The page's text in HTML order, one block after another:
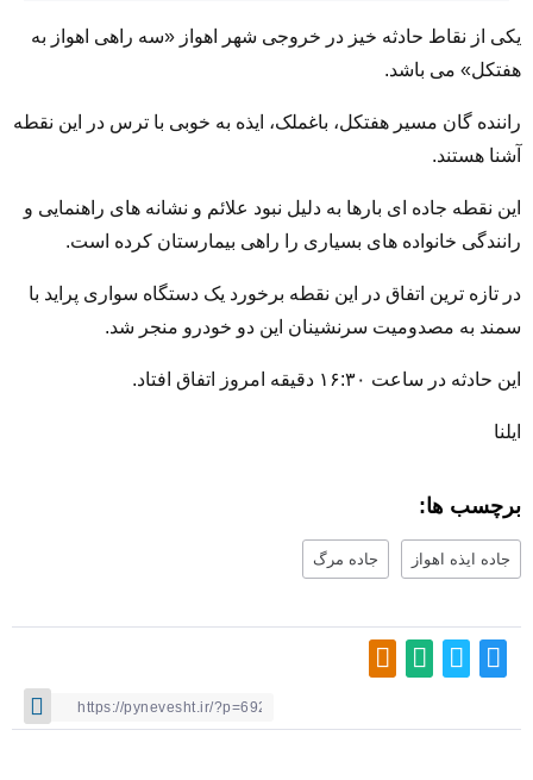
یکی از نقاط حادثه خیز در خروجی شهر اهواز «سه راهی اهواز به
هفتکل» می باشد.
راننده گان مسیر هفتکل، باغملک، ایذه به خوبی با ترس در این نقطه
آشنا هستند. ‌
این نقطه جاده ای بارها به دلیل نبود علائم و نشانه های راهنمایی و
رانندگی خانواده های بسیاری را راهی بیمارستان کرده است.
در تازه ترین اتفاق در این نقطه برخورد یک دستگاه سواری پراید با
سمند به مصدومیت سرنشینان این دو خودرو منجر شد.
این حادثه در ساعت ۱۶:۳۰ دقیقه امروز اتفاق افتاد.
‌ایلنا
برچسب ها:
جاده ایذه اهواز جاده مرگ